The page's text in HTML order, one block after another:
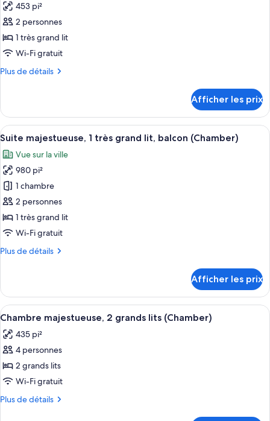
lit
(Chamber)
lit
(Chamber)
photos
pour
ce
type
de
majestueuse,
très
grand
lit,
accessible
aux
personnes
à
mobilité
réduite
453 pi²
2 personnes
1 très grand lit
Wi-Fi gratuit
Plus de détails
Plus
Chambre
majestueuse,
1
grand
lit,
accessible
aux
personnes
à
mobilité
réduite
Afficher les prix
Afficher
toutes
les
photos
pour
ce
type
de
chambre :
Suite
très
grand
lit,
balcon
(Chamber)
Un intérieur en bois avec un porte-
9
Suite majestueuse, 1 très grand lit, balcon (Chamber)
Vue sur la ville
980 pi²
1 chambre
2 personnes
1 très grand lit
Wi-Fi gratuit
Plus de détails
Plus
Suite
majestueuse,
1
grand
lit,
(Chamber)
Afficher les prix
Afficher
toutes
les
photos
pour
ce
type
Une chambre d’hôtel avec deux
6
Chambre majestueuse, 2 grands lits (Chamber)
435 pi²
4 personnes
2 grands lits
Wi-Fi gratuit
Plus de détails
Plus